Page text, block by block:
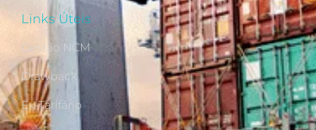
Links Úteis
Gestão NCM
Drawback
Ex-Tarifário